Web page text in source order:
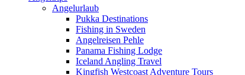
Angelurlaub
Pukka Destinations
Fishing in Sweden
Angelreisen Pehle
Panama Fishing Lodge
Iceland Angling Travel
Kingfish Westcoast Adventure Tours